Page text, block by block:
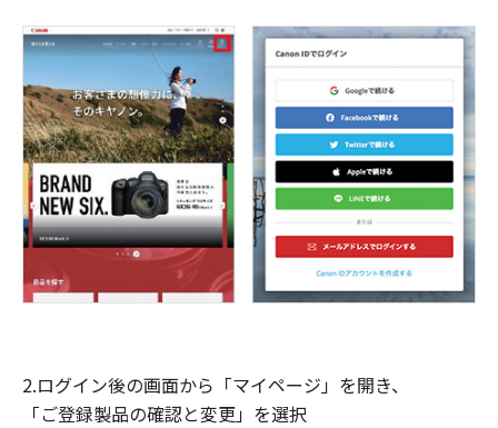
2.ログイン後の画面から「マイページ」を開き、
「ご登録製品の確認と変更」を選択